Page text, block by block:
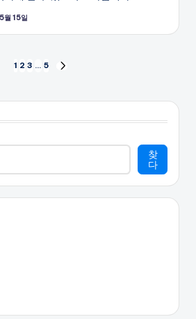
15일
1 2 3 … 5
지
찾
다